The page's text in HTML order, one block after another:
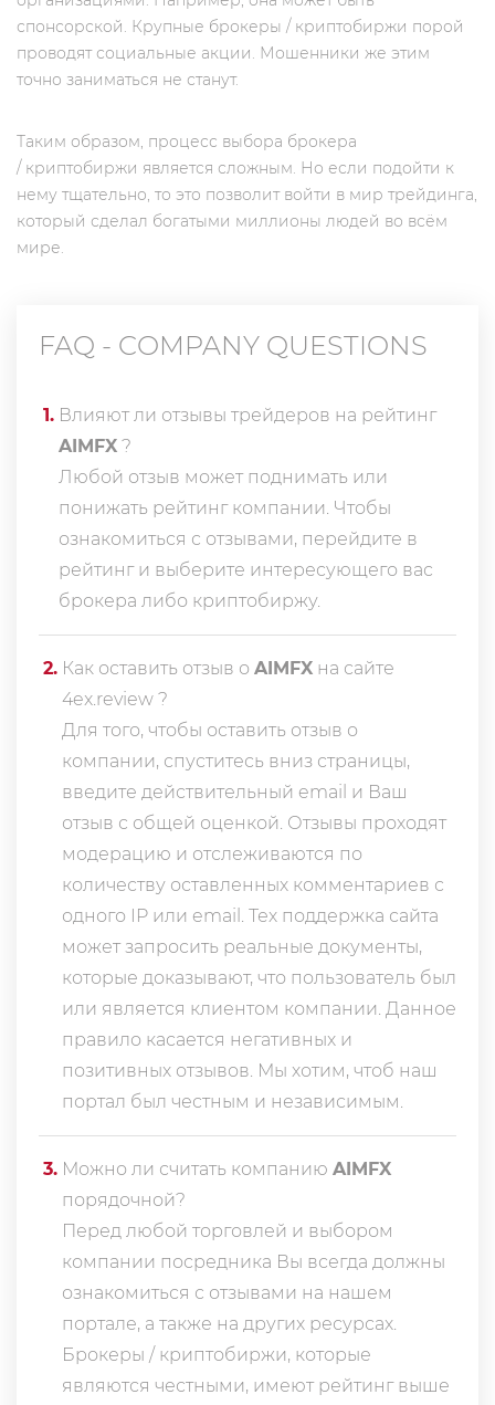
спонсорской. Крупные брокеры / криптобиржи порой
проводят социальные акции. Мошенники же этим
точно заниматься не станут.
Таким образом, процесс выбора брокера
/ криптобиржи является сложным. Но если подойти к
нему тщательно, то это позволит войти в мир трейдинга,
который сделал богатыми миллионы людей во всём
мире.
FAQ - COMPANY QUESTIONS
1. Влияют ли отзывы трейдеров на рейтинг
AIMFX ?
Любой отзыв может поднимать или
понижать рейтинг компании. Чтобы
ознакомиться с отзывами, перейдите в
рейтинг и выберите интересующего вас
брокера либо криптобиржу.
2. Как оставить отзыв о AIMFX на сайте
4ex.review ?
Для того, чтобы оставить отзыв о
компании, спуститесь вниз страницы,
введите действительный email и Ваш
отзыв с общей оценкой. Отзывы проходят
модерацию и отслеживаются по
количеству оставленных комментариев с
одного IP или email. Тех поддержка сайта
может запросить реальные документы,
которые доказывают, что пользователь был
или является клиентом компании. Данное
правило касается негативных и
позитивных отзывов. Мы хотим, чтоб наш
портал был честным и независимым.
3. Можно ли считать компанию AIMFX
порядочной?
Перед любой торговлей и выбором
компании посредника Вы всегда должны
ознакомиться с отзывами на нашем
портале, а также на других ресурсах.
Брокеры / криптобиржи, которые
являются честными, имеют рейтинг выше